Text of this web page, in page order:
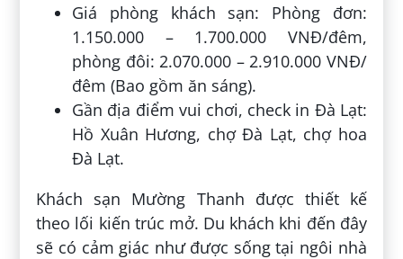
Giá phòng khách sạn: Phòng đơn:
1.150.000 – 1.700.000 VNĐ/đêm,
phòng đôi: 2.070.000 – 2.910.000 VNĐ/
đêm (Bao gồm ăn sáng).
Gần địa điểm vui chơi, check in Đà Lạt:
Hồ Xuân Hương, chợ Đà Lạt, chợ hoa
Đà Lạt.
Khách sạn Mường Thanh được thiết kế
theo lối kiến trúc mở. Du khách khi đến đây
sẽ có cảm giác như được sống tại ngôi nhà